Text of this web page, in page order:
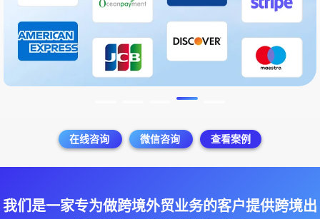
在线咨询 微信咨询 查看案例
我们是一家专为做跨境外贸业务的客户提供跨境出